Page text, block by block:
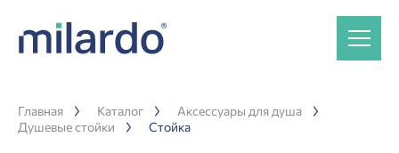
Главная Каталог
Аксессуары для душа
Душевые стойки
Стойка